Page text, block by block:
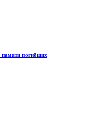
памяти погибших